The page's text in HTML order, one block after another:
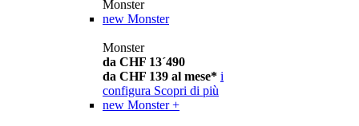
Monster
new Monster
Monster
da CHF 13´490
da CHF 139 al mese* i
configura Scopri di più
new Monster +